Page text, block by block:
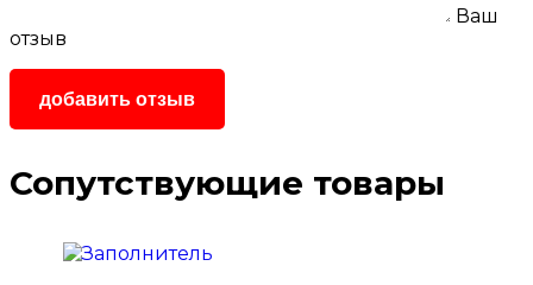
Ваш
отзыв
Сопутствующие товары